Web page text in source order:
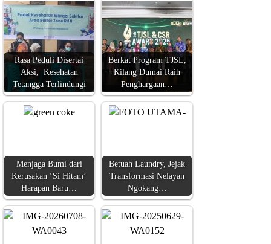
Rasa Peduli Disertai
Aksi, Kesehatan
Tetangga Terlindungi
Berkat Program TJSL,
Kilang Dumai Raih
Penghargaan…
Menjaga Bumi dari
Kerusakan ‘Si Hitam’
Harapan Baru…
Betuah Laundry, Jejak
Transformasi Nelayan
Ngokang…